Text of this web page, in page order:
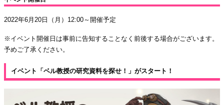
2022年6月20日（月）12:00～開催予定
※イベント開催日は事前に告知することなく前後する場合がございます。
予めご了承ください。
イベント「ベル教授の研究資料を探せ！」がスタート！